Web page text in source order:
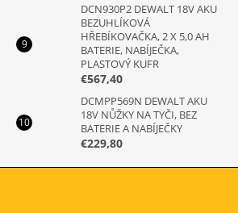
DCN930P2 DEWALT 18V AKU
BEZUHLÍKOVÁ
HŘEBÍKOVAČKA, 2 X 5,0 AH
BATERIE, NABÍJEČKA,
PLASTOVÝ KUFR
€567,40
DCMPP569N DEWALT AKU
18V NŮŽKY NA TYČI, BEZ
BATERIE A NABÍJEČKY
€229,80
Z